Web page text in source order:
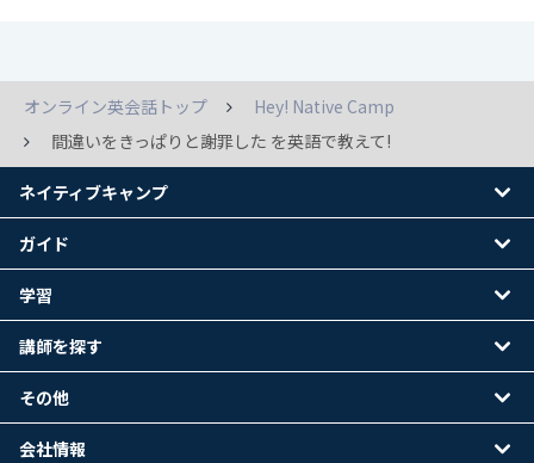
オンライン英会話トップ
Hey! Native Camp
間違いをきっぱりと謝罪した を英語で教えて!
ネイティブキャンプ
ガイド
学習
講師を探す
その他
会社情報